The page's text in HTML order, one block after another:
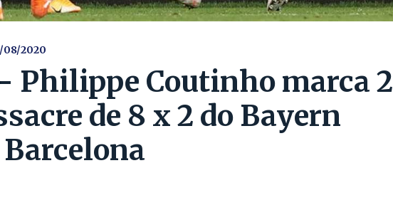
08/2020
Philippe Coutinho marca 2
de 8 x 2 do Bayern